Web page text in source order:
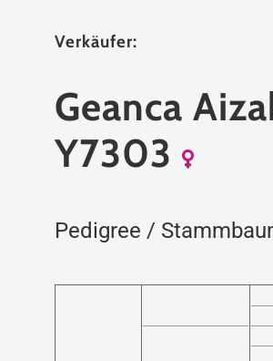
Verkäufer:
Geanca
Y7303
Pedigree /